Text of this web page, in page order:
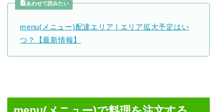
あわせて読みたい
menu(メニュー)配達エリア | エリア拡大予定はい
つ？【最新情報】